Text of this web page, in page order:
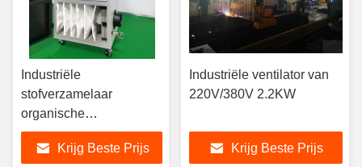
Industriële
stofverzamelaar
organische
siliciumcoating filterzak
kooi skelet kooi
Krijg Beste Prijs
Industriële ventilator van
220V/380V 2.2KW
Krijg Beste Prijs